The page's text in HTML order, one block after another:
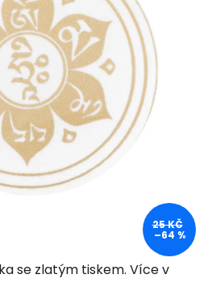
se zlatým tiskem. Více v
25 KČ
–64 %